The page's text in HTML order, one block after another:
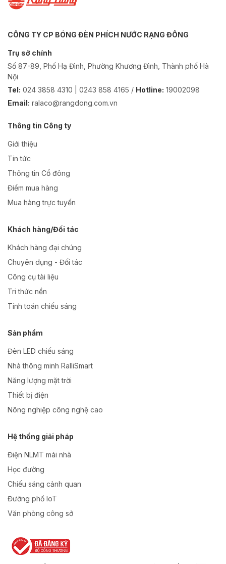
CÔNG TY CP BÓNG ĐÈN PHÍCH NƯỚC RẠNG ĐÔNG
Trụ sở chính
Số 87-89, Phố Hạ Đình, Phường Khương Đình, Thành phố Hà
Nội
Tel: 024 3858 4310 | 0243 858 4165 / Hotline: 19002098
Email: ralaco@rangdong.com.vn
Thông tin Công ty
Giới thiệu
Tin tức
Thông tin Cổ đông
Điểm mua hàng
Mua hàng trực tuyến
Khách hàng/Đối tác
Khách hàng đại chúng
Chuyên dụng - Đối tác
Công cụ tài liệu
Tri thức nền
Tính toán chiếu sáng
Sản phẩm
Đèn LED chiếu sáng
Nhà thông minh RalliSmart
Năng lượng mặt trời
Thiết bị điện
Nông nghiệp công nghệ cao
Hệ thống giải pháp
Điện NLMT mái nhà
Học đường
Chiếu sáng cảnh quan
Đường phố IoT
Văn phòng công sở